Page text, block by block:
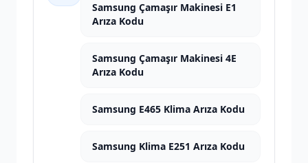
Samsung Çamaşır Makinesi E1
Arıza Kodu
Samsung Çamaşır Makinesi 4E
Arıza Kodu
Samsung E465 Klima Arıza Kodu
Samsung Klima E251 Arıza Kodu